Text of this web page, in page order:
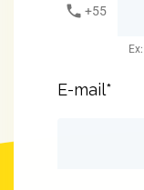
phone +55
E-mail*